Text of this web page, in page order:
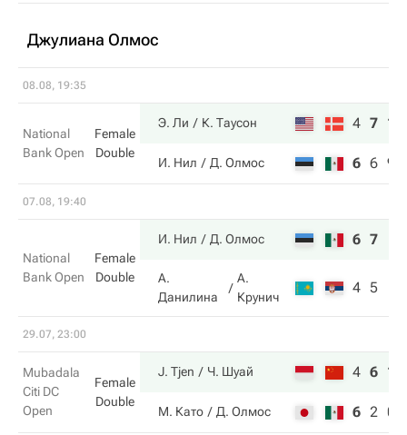
Джулиана Олмос
08.08, 19:35
National
Bank Open
Female
Double
Э. Ли К. Таусон 4 7 11
И. Нил Д. Олмос 6 6 9
07.08, 19:40
National
Bank Open
Female
Double
И. Нил Д. Олмос 6 7
А.
Данилина
А.
Крунич
4 5
29.07, 23:00
Mubadala
Citi DC
Open
Female
Double
J. Tjen Ч. Шуай 4 6 10
М. Като Д. Олмос 6 2 0